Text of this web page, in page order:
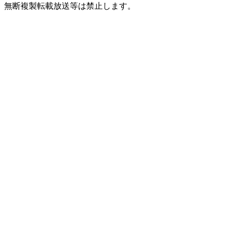
無断複製転載放送等は禁止します。